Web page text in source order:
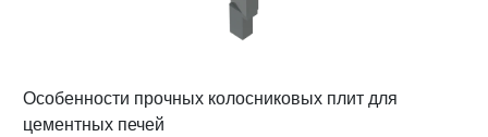
Особенности прочных колосниковых плит для
цементных печей